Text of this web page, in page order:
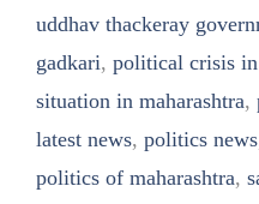
uddhav thackeray
gadkari, political crisis in
situation in maharashtra,
latest news, politics news
politics of maharashtra,